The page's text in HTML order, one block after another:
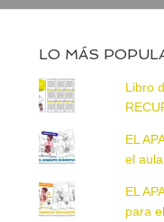
LO MÁS
Libro
EL
el
EL
para